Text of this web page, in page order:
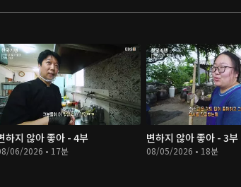
하지 않아 좋아 - 4부
06/2026 • 17분
변하지 않아 좋아 - 3부
08/05/2026 • 18분